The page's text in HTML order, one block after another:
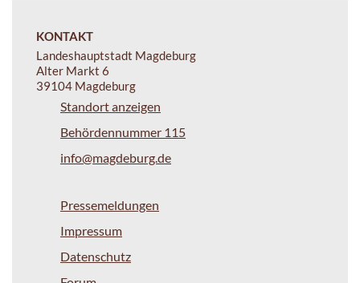
KONTAKT
Landeshauptstadt Magdeburg
Alter Markt 6
39104 Magdeburg
Standort anzeigen
Behördennummer 115
info@magdeburg.de
Pressemeldungen
Impressum
Datenschutz